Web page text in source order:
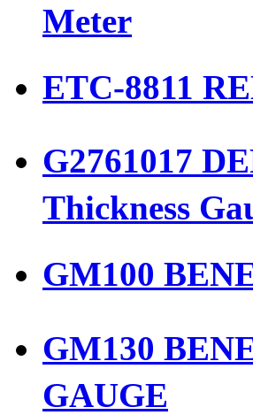
Meter
ETC-8811
G2761017
Thickness
GM100
GM130
GAUGE